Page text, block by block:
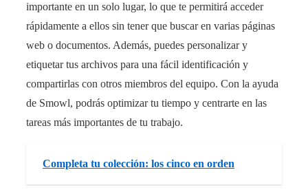
importante en un solo lugar, lo que te permitirá acceder
rápidamente a ellos sin tener que buscar en varias páginas
web o documentos. Además, puedes personalizar y
etiquetar tus archivos para una fácil identificación y
compartirlas con otros miembros del equipo. Con la ayuda
de Smowl, podrás optimizar tu tiempo y centrarte en las
tareas más importantes de tu trabajo.
Completa tu colección: los cinco en orden